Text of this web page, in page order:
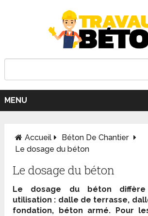
MENU
Accueil
Béton De Chantier
Le dosage du béton
Le dosage du béton
Le dosage du béton
utilisation : dalle de terrasse,
fondation, béton armé. Pour